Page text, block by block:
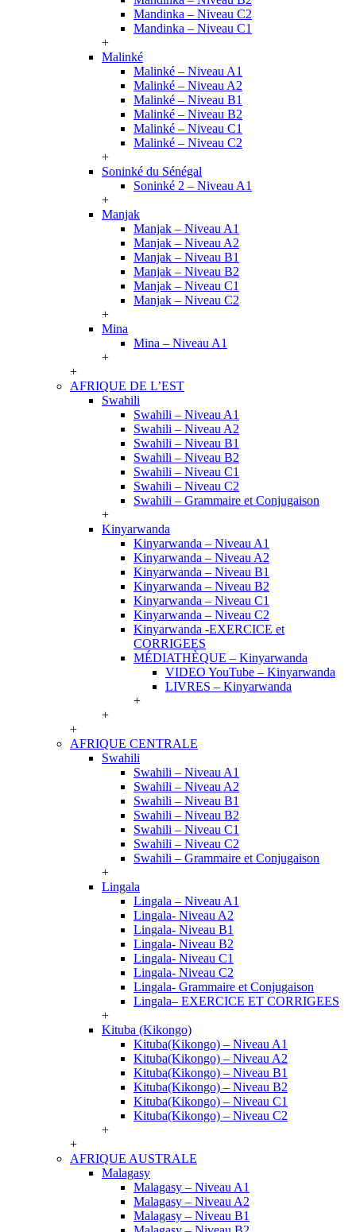
Mandinka – Niveau C2
Mandinka – Niveau C1
+
Malinké
Malinké – Niveau A1
Malinké – Niveau A2
Malinké – Niveau B1
Malinké – Niveau B2
Malinké – Niveau C1
Malinké – Niveau C2
+
Soninké du Sénégal
Soninké 2 – Niveau A1
+
Manjak
Manjak – Niveau A1
Manjak – Niveau A2
Manjak – Niveau B1
Manjak – Niveau B2
Manjak – Niveau C1
Manjak – Niveau C2
+
Mina
Mina – Niveau A1
+
+
AFRIQUE DE L’EST
Swahili
Swahili – Niveau A1
Swahili – Niveau A2
Swahili – Niveau B1
Swahili – Niveau B2
Swahili – Niveau C1
Swahili – Niveau C2
Swahili – Grammaire et Conjugaison
+
Kinyarwanda
Kinyarwanda – Niveau A1
Kinyarwanda – Niveau A2
Kinyarwanda – Niveau B1
Kinyarwanda – Niveau B2
Kinyarwanda – Niveau C1
Kinyarwanda – Niveau C2
Kinyarwanda -EXERCICE et
CORRIGEES
MÉDIATHÈQUE – Kinyarwanda
VIDEO YouTube – Kinyarwanda
LIVRES – Kinyarwanda
+
+
+
AFRIQUE CENTRALE
Swahili
Swahili – Niveau A1
Swahili – Niveau A2
Swahili – Niveau B1
Swahili – Niveau B2
Swahili – Niveau C1
Swahili – Niveau C2
Swahili – Grammaire et Conjugaison
+
Lingala
Lingala – Niveau A1
Lingala- Niveau A2
Lingala- Niveau B1
Lingala- Niveau B2
Lingala- Niveau C1
Lingala- Niveau C2
Lingala- Grammaire et Conjugaison
Lingala– EXERCICE ET CORRIGEES
+
Kituba (Kikongo)
Kituba(Kikongo) – Niveau A1
Kituba(Kikongo) – Niveau A2
Kituba(Kikongo) – Niveau B1
Kituba(Kikongo) – Niveau B2
Kituba(Kikongo) – Niveau C1
Kituba(Kikongo) – Niveau C2
+
+
AFRIQUE AUSTRALE
Malagasy
Malagasy – Niveau A1
Malagasy – Niveau A2
Malagasy – Niveau B1